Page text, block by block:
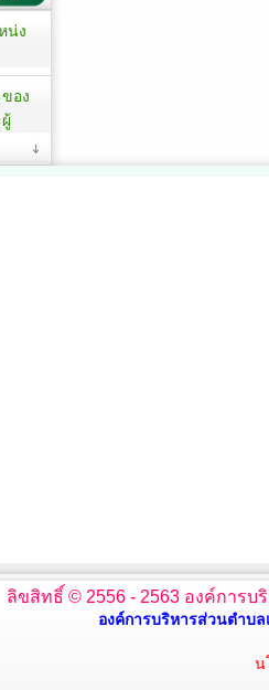
น่ง
อง
ลิขสิทธิ์ © 2556 - 2563 องค์การบ
องค์การบริหารส่วนตำบล
น